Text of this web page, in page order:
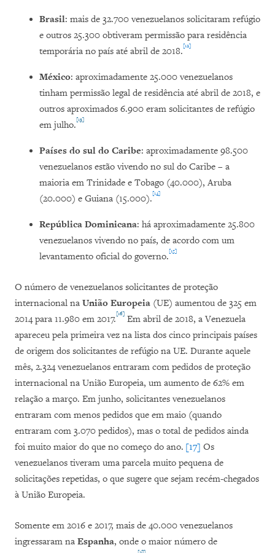
Brasil: mais de 32.700 venezuelanos solicitaram refúgio
e outros 25.300 obtiveram permissão para residência
temporária no país até abril de 2018.[12]
México: aproximadamente 25.000 venezuelanos
tinham permissão legal de residência até abril de 2018, e
outros aproximados 6.900 eram solicitantes de refúgio
em julho.[13]
Países do sul do Caribe: aproximadamente 98.500
venezuelanos estão vivendo no sul do Caribe – a
maioria em Trinidade e Tobago (40.000), Aruba
(20.000) e Guiana (15.000).[14]
República Dominicana: há aproximadamente 25.800
venezuelanos vivendo no país, de acordo com um
levantamento oficial do governo.[15]
O número de venezuelanos solicitantes de proteção
internacional na União Europeia (UE) aumentou de 325 em
2014 para 11.980 em 2017.[16] Em abril de 2018, a Venezuela
apareceu pela primeira vez na lista dos cinco principais países
de origem dos solicitantes de refúgio na UE. Durante aquele
mês, 2.324 venezuelanos entraram com pedidos de proteção
internacional na União Europeia, um aumento de 62% em
relação a março. Em junho, solicitantes venezuelanos
entraram com menos pedidos que em maio (quando
entraram com 3.070 pedidos), mas o total de pedidos ainda
foi muito maior do que no começo do ano. [17] Os
venezuelanos tiveram uma parcela muito pequena de
solicitações repetidas, o que sugere que sejam recém-chegados
à União Europeia.
Somente em 2016 e 2017, mais de 40.000 venezuelanos
ingressaram na Espanha, onde o maior número de